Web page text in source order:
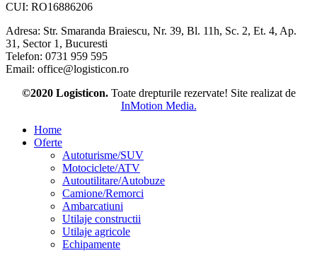
CUI: RO16886206
Adresa: Str. Smaranda Braiescu, Nr. 39, Bl. 11h, Sc. 2, Et. 4, Ap.
31, Sector 1, Bucuresti
Telefon: 0731 959 595
Email: office@logisticon.ro
©2020 Logisticon.Toate drepturile rezervate! Site realizat de
InMotion Media.
Home
Oferte
Autoturisme/SUV
Motociclete/ATV
Autoutilitare/Autobuze
Camione/Remorci
Ambarcatiuni
Utilaje constructii
Utilaje agricole
Echipamente